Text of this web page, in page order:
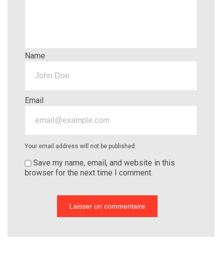
Name
Email
Your email address will not be published.
Save my name, email, and website in this
browser for the next time I comment.